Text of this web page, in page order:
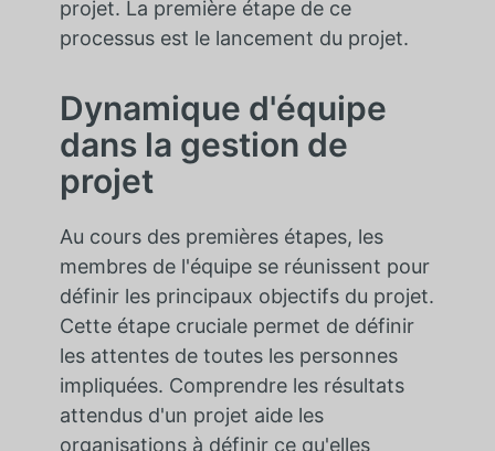
projet. La première étape de ce
processus est le lancement du projet.
Dynamique d'équipe
dans la gestion de
projet
Au cours des premières étapes, les
membres de l'équipe se réunissent pour
définir les principaux objectifs du projet.
Cette étape cruciale permet de définir
les attentes de toutes les personnes
impliquées. Comprendre les résultats
attendus d'un projet aide les
organisations à définir ce qu'elles